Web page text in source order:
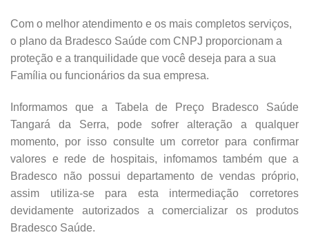
Com o melhor atendimento e os mais completos serviços,
o plano da Bradesco Saúde com CNPJ proporcionam a
proteção e a tranquilidade que você deseja para a sua
Família ou funcionários da sua empresa.
Informamos que a Tabela de Preço Bradesco Saúde
Tangará da Serra, pode sofrer alteração a qualquer
momento, por isso consulte um corretor para confirmar
valores e rede de hospitais, infomamos também que a
Bradesco não possui departamento de vendas próprio,
assim utiliza-se para esta intermediação corretores
devidamente autorizados a comercializar os produtos
Bradesco Saúde.